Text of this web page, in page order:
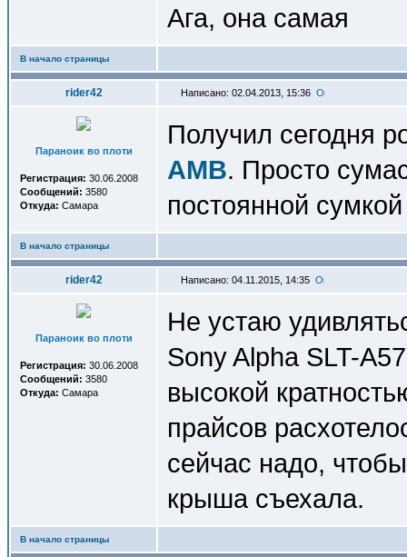
Ага, она самая
В начало страницы
rider42 Написано: 02.04.2013, 15:36
Параноик во плоти
Регистрация: 30.06.2008
Сообщений: 3580
Откуда: Самара
Получил сегодня
AMB. Просто
постоянной
В начало страницы
rider42 Написано: 04.11.2015, 14:35
Параноик во плоти
Регистрация: 30.06.2008
Сообщений: 3580
Откуда: Самара
Не устаю
Sony Alpha SLT-
высокой
прайсов
сейчас надо,
крыша съехала.
В начало страницы